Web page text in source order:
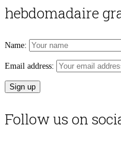
hebdomadaire
Name:
Email address:
Follow us on